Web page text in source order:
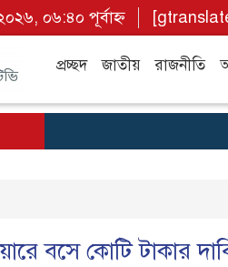
০৬:৪০ পূর্বাহ্ন
প্রচ্ছদ জাতীয় রাজনীতি
বসে কোটি টাকার